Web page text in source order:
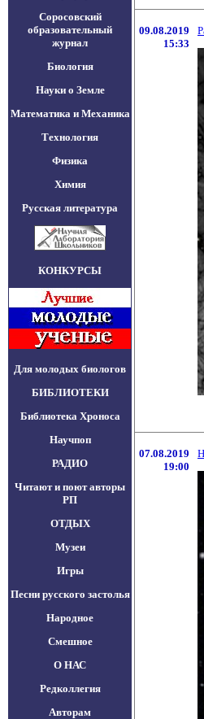
Соросовский
образовательный
журнал
Биология
Науки о Земле
Математика и Механика
Технология
Физика
Химия
Русская литература
КОНКУРСЫ
Для молодых биологов
БИБЛИОТЕКИ
Библиотека Хроноса
Научпоп
РАДИО
Читают и поют авторы
РП
ОТДЫХ
Музеи
Игры
Песни русского застолья
Народное
Смешное
О НАС
Редколлегия
Авторам
09.08.2019
15:33
07.08.2019
19:00